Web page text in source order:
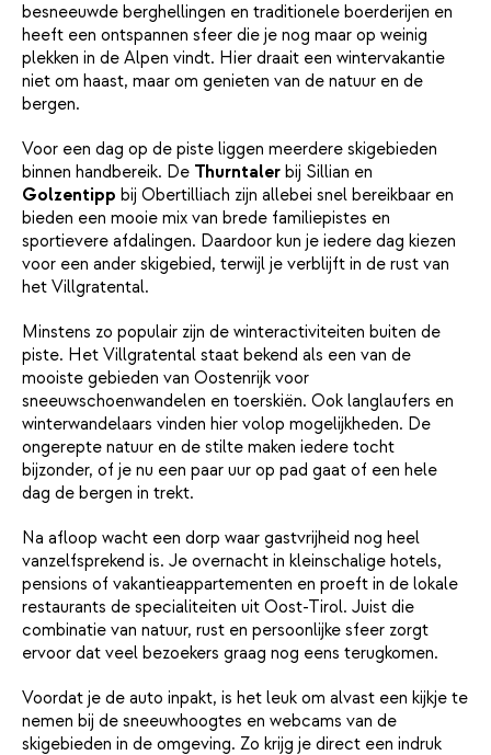
besneeuwde berghellingen en traditionele boerderijen en
heeft een ontspannen sfeer die je nog maar op weinig
plekken in de Alpen vindt. Hier draait een wintervakantie
niet om haast, maar om genieten van de natuur en de
bergen.
Voor een dag op de piste liggen meerdere skigebieden
binnen handbereik. De Thurntaler bij Sillian en
Golzentipp bij Obertilliach zijn allebei snel bereikbaar en
bieden een mooie mix van brede familiepistes en
sportievere afdalingen. Daardoor kun je iedere dag kiezen
voor een ander skigebied, terwijl je verblijft in de rust van
het Villgratental.
Minstens zo populair zijn de winteractiviteiten buiten de
piste. Het Villgratental staat bekend als een van de
mooiste gebieden van Oostenrijk voor
sneeuwschoenwandelen en toerskiën. Ook langlaufers en
winterwandelaars vinden hier volop mogelijkheden. De
ongerepte natuur en de stilte maken iedere tocht
bijzonder, of je nu een paar uur op pad gaat of een hele
dag de bergen in trekt.
Na afloop wacht een dorp waar gastvrijheid nog heel
vanzelfsprekend is. Je overnacht in kleinschalige hotels,
pensions of vakantieappartementen en proeft in de lokale
restaurants de specialiteiten uit Oost-Tirol. Juist die
combinatie van natuur, rust en persoonlijke sfeer zorgt
ervoor dat veel bezoekers graag nog eens terugkomen.
Voordat je de auto inpakt, is het leuk om alvast een kijkje te
nemen bij de sneeuwhoogtes en webcams van de
skigebieden in de omgeving. Zo krijg je direct een indruk